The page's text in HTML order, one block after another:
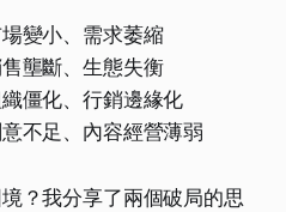
變小、需求萎縮
壟斷、生態失衡
僵化、行銷邊緣化
不足、內容經營薄弱
？我分享了兩個破局的思